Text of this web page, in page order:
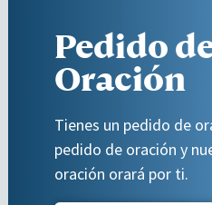
Pedido
Oración
Tienes un pedido de
pedido de oración y
oración orará por ti.